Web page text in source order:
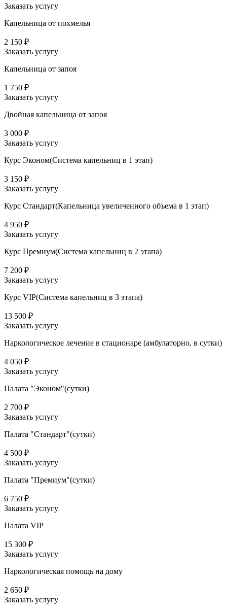
Заказать услугу
Капельница от похмелья
2 150 ₽
Заказать услугу
Капельница от запоя
1 750 ₽
Заказать услугу
Двойная капельница от запоя
3 000 ₽
Заказать услугу
Курс Эконом(Система капельниц в 1 этап)
3 150 ₽
Заказать услугу
Курс Стандарт(Капельница увеличенного объема в 1 этап)
4 950 ₽
Заказать услугу
Курс Премиум(Система капельниц в 2 этапа)
7 200 ₽
Заказать услугу
Курс VIP(Система капельниц в 3 этапа)
13 500 ₽
Заказать услугу
Наркологическое лечение в стационаре (амбулаторно, в сутки)
4 050 ₽
Заказать услугу
Палата "Эконом"(сутки)
2 700 ₽
Заказать услугу
Палата "Стандарт"(сутки)
4 500 ₽
Заказать услугу
Палата "Премиум"(сутки)
6 750 ₽
Заказать услугу
Палата VIP
15 300 ₽
Заказать услугу
Наркологическая помощь на дому
2 650 ₽
Заказать услугу